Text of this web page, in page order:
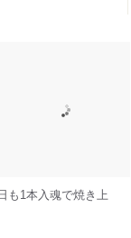
も1本入魂で焼き上